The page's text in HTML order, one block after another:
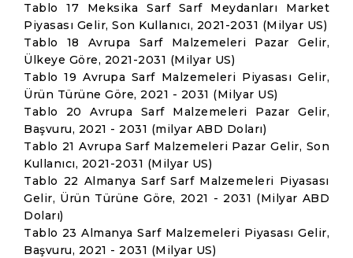
Tablo 17 Meksika Sarf Sarf Meydanları Market
Piyasası Gelir, Son Kullanıcı, 2021-2031 (Milyar US)
Tablo 18 Avrupa Sarf Malzemeleri Pazar Gelir,
Ülkeye Göre, 2021-2031 (Milyar US)
Tablo 19 Avrupa Sarf Malzemeleri Piyasası Gelir,
Ürün Türüne Göre, 2021 - 2031 (Milyar US)
Tablo 20 Avrupa Sarf Malzemeleri Pazar Gelir,
Başvuru, 2021 - 2031 (milyar ABD Doları)
Tablo 21 Avrupa Sarf Malzemeleri Pazar Gelir, Son
Kullanıcı, 2021-2031 (Milyar US)
Tablo 22 Almanya Sarf Sarf Malzemeleri Piyasası
Gelir, Ürün Türüne Göre, 2021 - 2031 (Milyar ABD
Doları)
Tablo 23 Almanya Sarf Malzemeleri Piyasası Gelir,
Başvuru, 2021 - 2031 (Milyar US)